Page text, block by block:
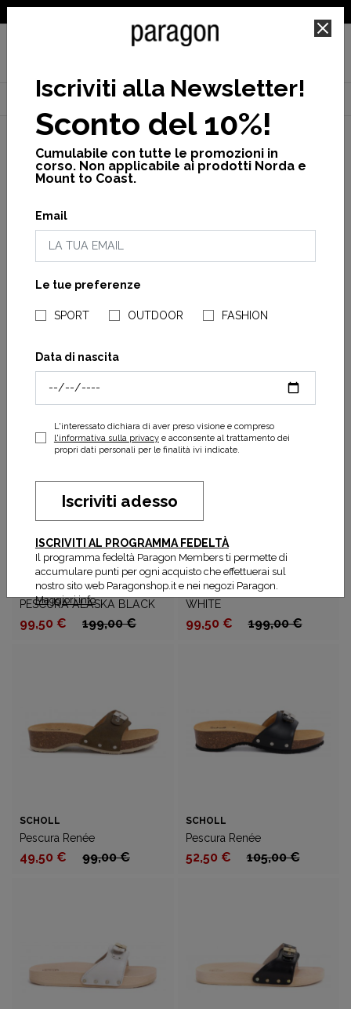
NEGOZI PARAGONSHOP
Home Fashion Donna Calzature Zoccoli
per
Sneakers
Mocassini
e Tacchi
Zoccoli
Sandali
Infradito
FILTRI
SCHOLL
Sage&DkBro Sde
79,50 € 159,00 €
SCHOLL
79,50 € 159,00 €
SCHOLL
PESCURA ALASKA BLACK
99,50 € 199,00 €
SCHOLL
PESCURA ALASKA OFF
WHITE
99,50 € 199,00 €
SCHOLL
Pescura Renée
49,50 € 99,00 €
SCHOLL
Pescura Renée
52,50 € 105,00 €
Iscriviti alla Newsletter!
Sconto del 10%!
Cumulabile con tutte le promozioni in
corso. Non applicabile ai prodotti Norda e
Mount to Coast.
Email
Le tue preferenze
SPORT OUTDOOR FASHION
Data di nascita
L'interessato dichiara di aver preso visione e compreso
l'informativa sulla privacye acconsente al trattamento dei
propri dati personali per le finalità ivi indicate.
Iscriviti adesso
ISCRIVITI AL PROGRAMMA FEDELTÀ
Il programma fedeltà Paragon Members ti permette di
accumulare punti per ogni acquisto che effettuerai sul
nostro sito web Paragonshop.it e nei negozi Paragon.
Maggiori info